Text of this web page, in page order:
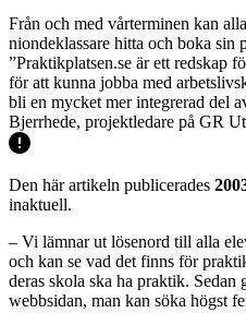
Från och med vårterminen kan
niondeklassare hitta och boka sin
”Praktikplatsen.se är ett redskap
för att kunna jobba med
bli en mycket mer integrerad del
Bjerrhede, projektledare på GR
Den här artikeln publicerades
inaktuell.
– Vi lämnar ut lösenord till alla
och kan se vad det finns för
deras skola ska ha praktik. Sedan
webbsidan, man kan söka högst